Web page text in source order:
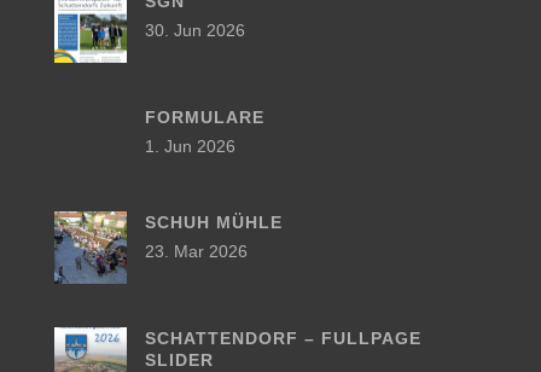
30. Jun 2026
FORMULARE
1. Jun 2026
SCHUH MÜHLE
23. Mar 2026
SCHATTENDORF – FULLPAGE
SLIDER